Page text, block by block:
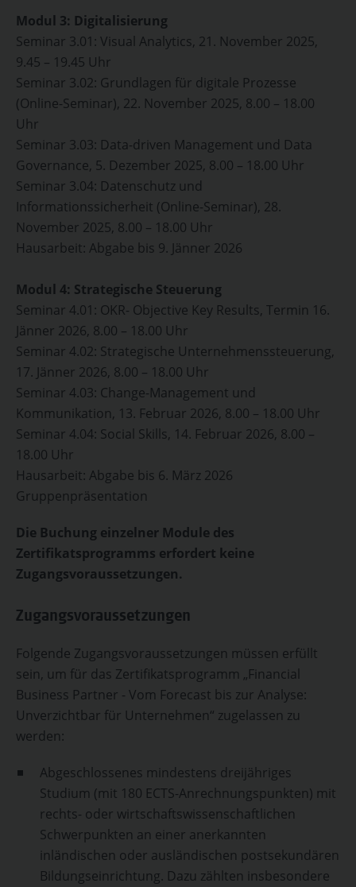
Modul 3: Digitalisierung
Seminar 3.01: Visual Analytics, 21. November 2025,
9.45 – 19.45 Uhr
Seminar 3.02: Grundlagen für digitale Prozesse
(Online-Seminar), 22. November 2025, 8.00 – 18.00
Uhr
Seminar 3.03: Data-driven Management und Data
Governance, 5. Dezember 2025, 8.00 – 18.00 Uhr
Seminar 3.04: Datenschutz und
Informationssicherheit (Online-Seminar), 28.
November 2025, 8.00 – 18.00 Uhr
Hausarbeit: Abgabe bis 9. Jänner 2026
Modul 4: Strategische Steuerung
Seminar 4.01: OKR- Objective Key Results, Termin 16.
Jänner 2026, 8.00 – 18.00 Uhr
Seminar 4.02: Strategische Unternehmenssteuerung,
17. Jänner 2026, 8.00 – 18.00 Uhr
Seminar 4.03: Change-Management und
Kommunikation, 13. Februar 2026, 8.00 – 18.00 Uhr
Seminar 4.04: Social Skills, 14. Februar 2026, 8.00 –
18.00 Uhr
Hausarbeit: Abgabe bis 6. März 2026
Gruppenpräsentation
Die Buchung einzelner Module des
Zertifikatsprogramms erfordert keine
Zugangsvoraussetzungen.
Zugangsvoraussetzungen
Folgende Zugangsvoraussetzungen müssen erfüllt
sein, um für das Zertifikatsprogramm „Financial
Business Partner - Vom Forecast bis zur Analyse:
Unverzichtbar für Unternehmen“ zugelassen zu
werden:
Abgeschlossenes mindestens dreijähriges
Studium (mit 180 ECTS-Anrechnungspunkten) mit
rechts- oder wirtschaftswissenschaftlichen
Schwerpunkten an einer anerkannten
inländischen oder ausländischen postsekundären
Bildungseinrichtung. Dazu zählten insbesondere